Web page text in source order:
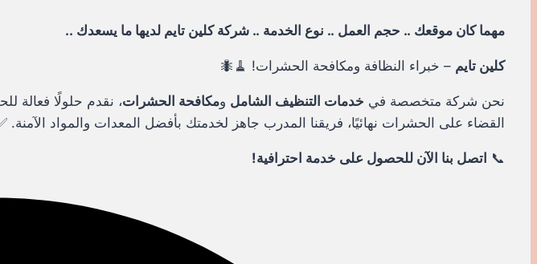
مهما كان موقعك .. حجم العمل .. نوع الخدمة .. شركة كلين تايم لديها ما يسعدك ..
كلين تايم – خبراء النظافة ومكافحة الحشرات! 🧹🐜
نحن شركة متخصصة في خدمات التنظيف الشامل ومكافحة الحشرات، نقدم حلولًا فعالة
القضاء على الحشرات نهائيًا، فريقنا المدرب جاهز لخدمتك بأفضل المعدات والمواد الآمنة.
📞 اتصل بنا الآن للحصول على خدمة احترافية!